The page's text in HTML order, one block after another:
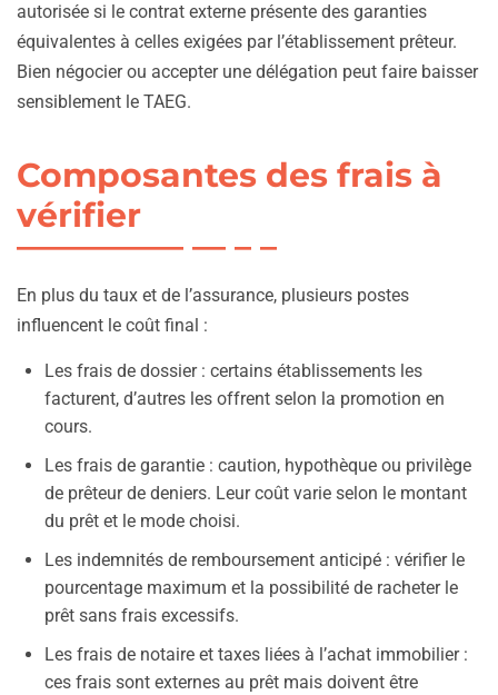
autorisée si le contrat externe présente des garanties
équivalentes à celles exigées par l’établissement prêteur.
Bien négocier ou accepter une délégation peut faire baisser
sensiblement le TAEG.
Composantes des frais à
vérifier
En plus du taux et de l’assurance, plusieurs postes
influencent le coût final :
Les frais de dossier : certains établissements les
facturent, d’autres les offrent selon la promotion en
cours.
Les frais de garantie : caution, hypothèque ou privilège
de prêteur de deniers. Leur coût varie selon le montant
du prêt et le mode choisi.
Les indemnités de remboursement anticipé : vérifier le
pourcentage maximum et la possibilité de racheter le
prêt sans frais excessifs.
Les frais de notaire et taxes liées à l’achat immobilier :
ces frais sont externes au prêt mais doivent être